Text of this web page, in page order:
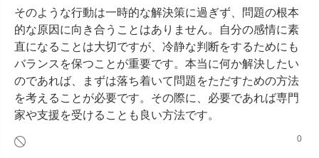
そのような行動は一時的な解決策に過ぎず、問題の根本
的な原因に向き合うことはありません。自分の感情に素
直になることは大切ですが、冷静な判断をするためにも
バランスを保つことが重要です。本当に何か解決したい
のであれば、まずは落ち着いて問題をただすための方法
を考えることが必要です。その際に、必要であれば専門
家や支援を受けることも良い方法です。
0